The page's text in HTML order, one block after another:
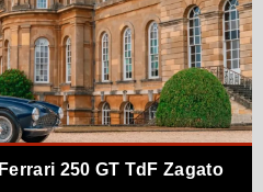
250 GT TdF Zagato